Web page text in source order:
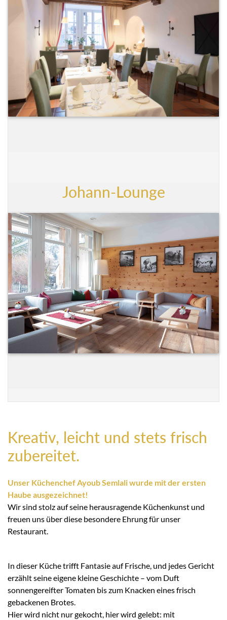
Johann-Lounge
Kreativ, leicht und stets frisch
zubereitet.
Unser Küchenchef Ayoub Semlali wurde mit der ersten
Haube ausgezeichnet!
Wir sind stolz auf seine herausragende Küchenkunst und
freuen uns über diese besondere Ehrung für unser
Restaurant.
In dieser Küche trifft Fantasie auf Frische, und jedes Gericht
erzählt seine eigene kleine Geschichte – vom Duft
sonnengereifter Tomaten bis zum Knacken eines frisch
gebackenen Brotes.
Hier wird nicht nur gekocht, hier wird gelebt: mit